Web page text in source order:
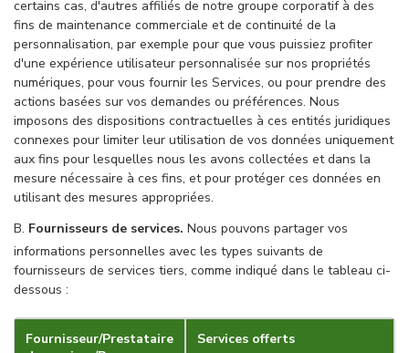
certains cas, d'autres affiliés de notre groupe corporatif à des
fins de maintenance commerciale et de continuité de la
personnalisation, par exemple pour que vous puissiez profiter
d'une expérience utilisateur personnalisée sur nos propriétés
numériques, pour vous fournir les Services, ou pour prendre des
actions basées sur vos demandes ou préférences. Nous
imposons des dispositions contractuelles à ces entités juridiques
connexes pour limiter leur utilisation de vos données uniquement
aux fins pour lesquelles nous les avons collectées et dans la
mesure nécessaire à ces fins, et pour protéger ces données en
utilisant des mesures appropriées.
B. Fournisseurs de services. Nous pouvons partager vos
informations personnelles avec les types suivants de
fournisseurs de services tiers, comme indiqué dans le tableau ci-
dessous :
Fournisseur/Prestataire
Services offerts